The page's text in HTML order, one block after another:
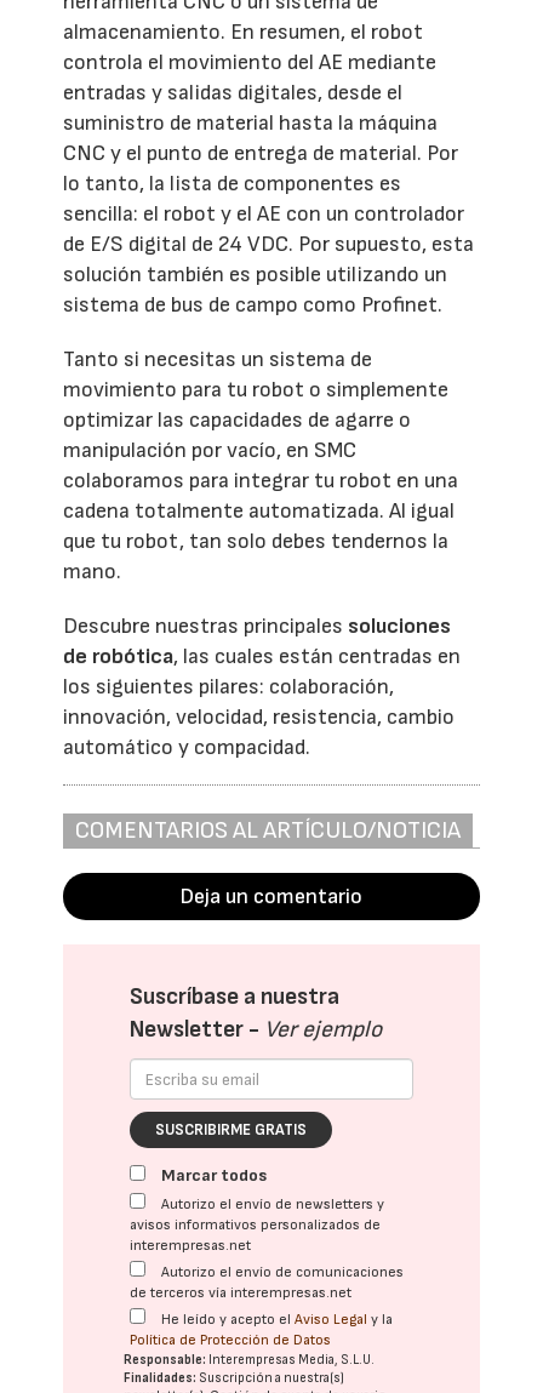
almacenamiento. En resumen, el robot
controla el movimiento del AE mediante
entradas y salidas digitales, desde el
suministro de material hasta la máquina
CNC y el punto de entrega de material. Por
lo tanto, la lista de componentes es
sencilla: el robot y el AE con un controlador
de E/S digital de 24 VDC. Por supuesto, esta
solución también es posible utilizando un
sistema de bus de campo como Profinet.
Tanto si necesitas un sistema de
movimiento para tu robot o simplemente
optimizar las capacidades de agarre o
manipulación por vacío, en SMC
colaboramos para integrar tu robot en una
cadena totalmente automatizada. Al igual
que tu robot, tan solo debes tendernos la
mano.
Descubre nuestras principales soluciones
de robótica, las cuales están centradas en
los siguientes pilares: colaboración,
innovación, velocidad, resistencia, cambio
automático y compacidad.
COMENTARIOS AL ARTÍCULO/NOTICIA
Deja un comentario
Suscríbase a nuestra
Newsletter - Ver ejemplo
SUSCRIBIRME GRATIS
Marcar todos
Autorizo el envío de newsletters y
avisos informativos personalizados de
interempresas.net
Autorizo el envío de comunicaciones
de terceros vía interempresas.net
He leído y acepto elAviso Legal y la
Política de Protección de Datos
Responsable: Interempresas Media, S.L.U.
Finalidades: Suscripción a nuestra(s)